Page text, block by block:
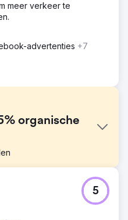
meer verkeer te
advertenties +7
organische
vergroten en
trekken. De
categoriepagina's, was
5